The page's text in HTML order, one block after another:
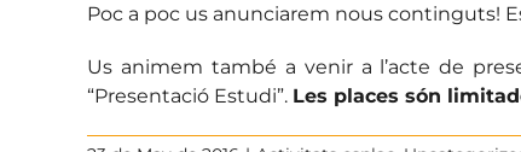
Poc a poc us anunciarem nous continguts!
Us animem també a venir a l’acte de
“Presentació Estudi”. Les places són